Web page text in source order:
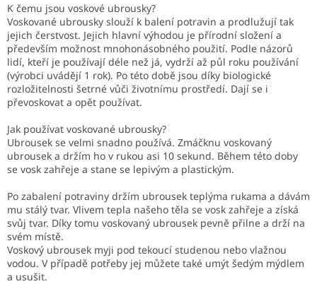
K čemu jsou voskové ubrousky?
Voskované ubrousky slouží k balení potravin a prodlužují tak
jejich čerstvost. Jejich hlavní výhodou je přírodní složení a
především možnost mnohonásobného použití. Podle názorů
lidí, kteří je používají déle než já, vydrží až půl roku používání
(výrobci uvádějí 1 rok). Po této době jsou díky biologické
rozložitelnosti šetrné vůči životnímu prostředí. Dají se i
převoskovat a opět používat.
Jak používat voskované ubrousky?
Ubrousek se velmi snadno používá. Zmáčknu voskovaný
ubrousek a držím ho v rukou asi 10 sekund. Během této doby
se vosk zahřeje a stane se lepivým a plastickým.
Po zabalení potraviny držím ubrousek teplýma rukama a dávám
mu stálý tvar. Vlivem tepla našeho těla se vosk zahřeje a získá
svůj tvar. Díky tomu voskovaný ubrousek pevně přilne a drží na
svém místě.
Voskový ubrousek myji pod tekoucí studenou nebo vlažnou
vodou. V případě potřeby jej můžete také umýt šedým mýdlem
a usušit.